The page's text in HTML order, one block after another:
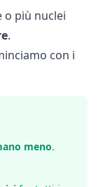
o più nuclei
.
con i
meno.